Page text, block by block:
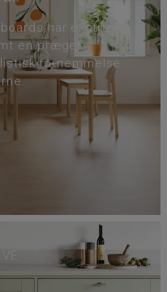
har ekstra
en præget
fornemmelse